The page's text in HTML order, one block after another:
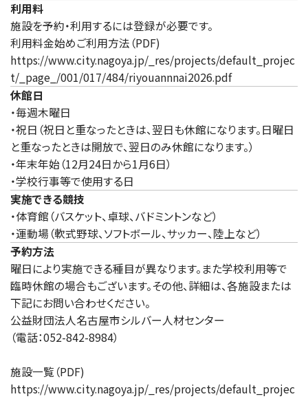
利用料
施設を予約・利用するには登録が必要です。
利用料金始めご利用方法（PDF)
https://www.city.nagoya.jp/_res/projects/default_projec
t/_page_/001/017/484/riyouannnai2026.pdf
休館日
・毎週木曜日
・祝日（祝日と重なったときは、翌日も休館になります。日曜日
と重なったときは開放で、翌日のみ休館になります。）
・年末年始（12月24日から1月6日）
・学校行事等で使用する日
実施できる競技
・体育館（バスケット、卓球、バドミントンなど）
・運動場（軟式野球、ソフトボール、サッカー、陸上など）
予約方法
曜日により実施できる種目が異なります。また学校利用等で
臨時休館の場合もございます。その他、詳細は、各施設または
下記にお問い合わせください。
公益財団法人名古屋市シルバー人材センター
（電話：052-842-8984）
施設一覧（PDF)
https://www.city.nagoya.jp/_res/projects/default_projec